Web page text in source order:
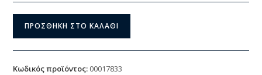
ΠΡΟΣΘΉΚΗ ΣΤΟ ΚΑΛΆΘΙ
Κωδικός προϊόντος: 00017833